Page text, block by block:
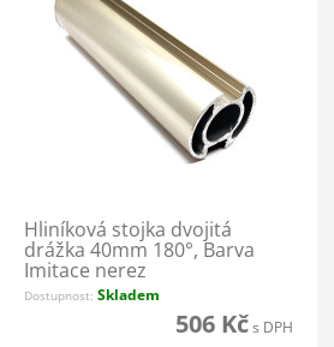
Hliníková stojka dvojitá
drážka 40mm 180°, Barva
Imitace nerez
Dostupnost: Skladem
506 Kčs DPH